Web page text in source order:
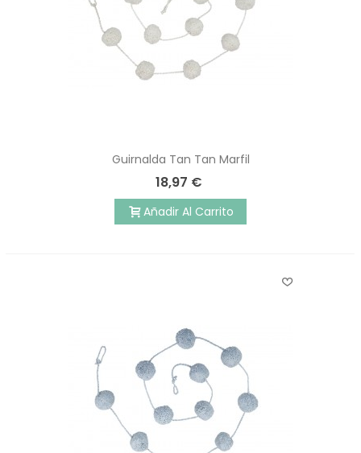
Guirnalda Tan Tan Marfil
18,97 €
Añadir Al Carrito